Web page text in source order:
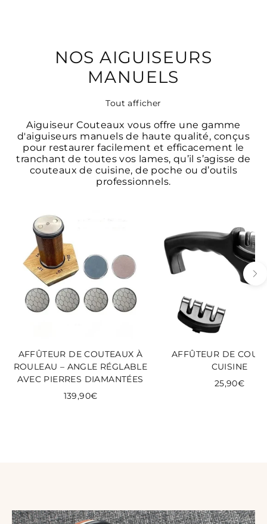
NOS AIGUISEURS
MANUELS
Tout afficher
Aiguiseur Couteaux vous offre une gamme
d'aiguiseurs manuels de haute qualité, conçus
pour restaurer facilement et efficacement le
tranchant de toutes vos lames, qu’il s’agisse de
couteaux de cuisine, de poche ou d’outils
professionnels.
AFFÛTEUR DE COUTEAUX À
ROULEAU – ANGLE RÉGLABLE
AVEC PIERRES DIAMANTÉES
139,90€
AFFÛTEUR DE
CUISINE
25,90€